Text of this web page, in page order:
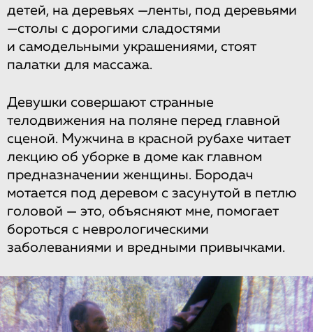
детей, на деревьях —ленты, под деревьями
—столы с дорогими сладостями
и самодельными украшениями, стоят
палатки для массажа.
Девушки совершают странные
телодвижения на поляне перед главной
сценой. Мужчина в красной рубахе читает
лекцию об уборке в доме как главном
предназначении женщины. Бородач
мотается под деревом с засунутой в петлю
головой — это, объясняют мне, помогает
бороться с неврологическими
заболеваниями и вредными привычками.